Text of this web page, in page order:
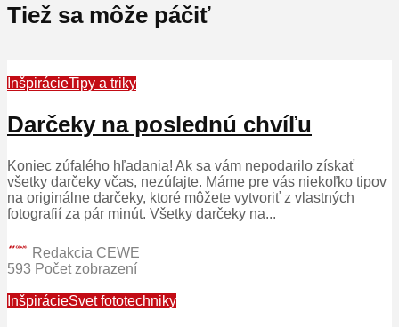
Tiež sa môže páčiť
InšpirácieTipy a triky
Darčeky na poslednú chvíľu
Koniec zúfalého hľadania! Ak sa vám nepodarilo získať
všetky darčeky včas, nezúfajte. Máme pre vás niekoľko tipov
na originálne darčeky, ktoré môžete vytvoriť z vlastných
fotografií za pár minút. Všetky darčeky na...
Redakcia CEWE
593 Počet zobrazení
InšpirácieSvet fototechniky